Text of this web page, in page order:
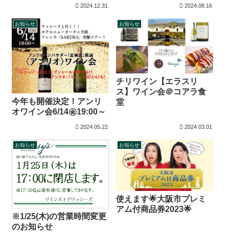
2024.12.31 2024.08.16
お知らせ
今年も開催決定！アンリ
オワイン会6/14㊎19:00～
2024.05.22
お知らせ
チリワイン【エラスリ
ス】ワイン会＠コアラ食
堂
2024.03.01
お知らせ
※1/25(木)の営業時間変更
のお知らせ
お知らせ
使えます🌟大阪市プレミ
アム付商品券2023🌟